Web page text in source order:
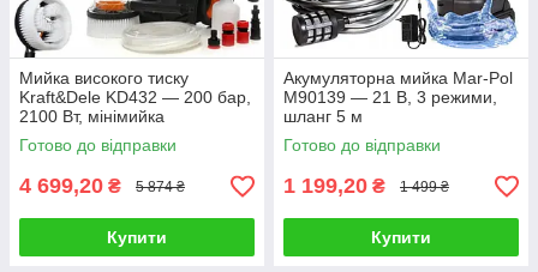
Мийка високого тиску
Kraft&Dele KD432 — 200 бар,
2100 Вт, мінімийка
Готово до відправки
4 699,20 ₴ 5 874 ₴
Купити
Акумуляторна мийка Mar-Pol
M90139 — 21 В, 3 режими,
шланг 5 м
Готово до відправки
1 199,20 ₴ 1 499 ₴
Купити